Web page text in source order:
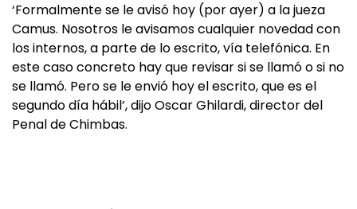
‘Formalmente se le avisó hoy (por ayer) a la jueza
Camus. Nosotros le avisamos cualquier novedad con
los internos, a parte de lo escrito, vía telefónica. En
este caso concreto hay que revisar si se llamó o si no
se llamó. Pero se le envió hoy el escrito, que es el
segundo día hábil’, dijo Oscar Ghilardi, director del
Penal de Chimbas.